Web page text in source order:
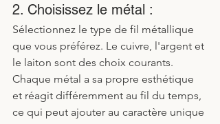
2. Choisissez le métal :
Sélectionnez le type de fil métallique
que vous préférez. Le cuivre, l'argent et
le laiton sont des choix courants.
Chaque métal a sa propre esthétique
et réagit différemment au fil du temps,
ce qui peut ajouter au caractère unique